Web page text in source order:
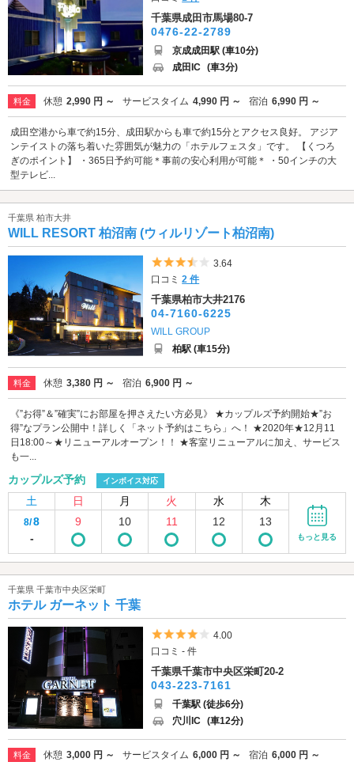
千葉県成田市馬場80-7
0476-22-2789
京成成田駅 (車10分)
成田IC (車3分)
料金 休憩 2,990 円 ～ サービスタイム 4,990 円 ～ 宿泊 6,990 円 ～
成田空港から車で約15分、成田駅からも車で約15分とアクセス良好。 アジア
ンテイストの落ち着いた雰囲気が魅力の「ホテルフェスタ」です。 【くつろ
ぎのポイント】 ・365日予約可能＊事前の安心利用が可能＊ ・50インチの大
型テレビ...
千葉県 柏市大井
WILL RESORT 柏沼南 (ウィルリゾート柏沼南)
5つ星のうち3.5
3.64
口コミ2 件
千葉県柏市大井2176
04-7160-6225
WILL GROUP
柏駅 (車15分)
料金 休憩 3,380 円 ～ 宿泊 6,900 円 ～
《”お得”＆”確実”にお部屋を押さえたい方必見》 ★カップルズ予約開始★”お
得”なプラン公開中！詳しく「ネット予約はこちら」へ！ ★2020年★12月11
日18:00～★リニューアルオープン！！ ★客室リニューアルに加え、サービス
も一...
カップルズ予約 インボイス対応
土 日 月 火 水 木
8/8
-
9 10 11 12 13
もっと見る
千葉県 千葉市中央区栄町
ホテル ガーネット 千葉
5つ星のうち4
4.00
口コミ - 件
千葉県千葉市中央区栄町20-2
043-223-7161
千葉駅 (徒歩6分)
穴川IC (車12分)
料金 休憩 3,000 円 ～ サービスタイム 6,000 円 ～ 宿泊 6,000 円 ～